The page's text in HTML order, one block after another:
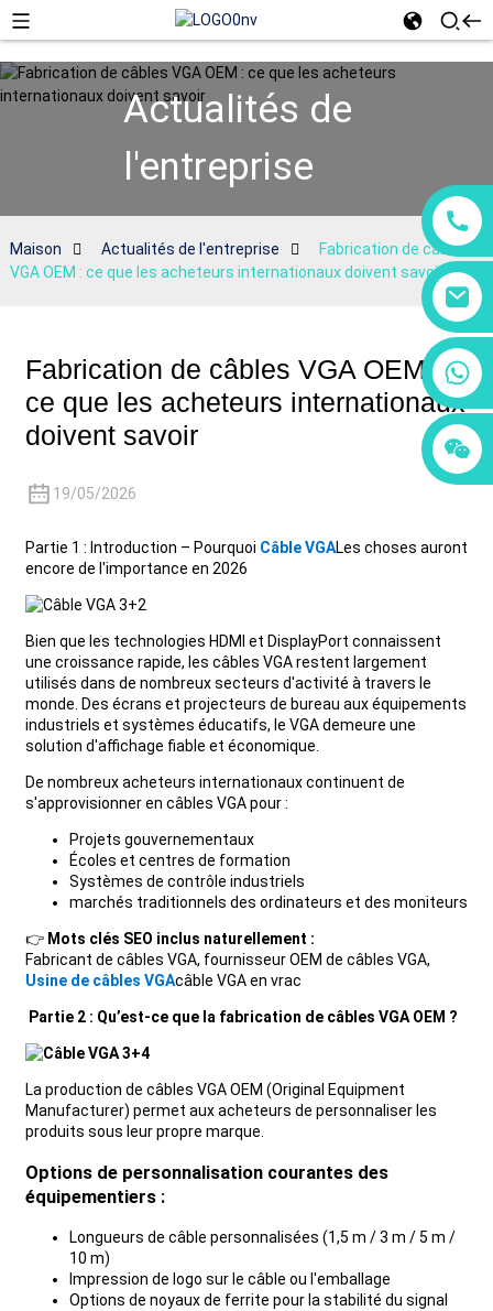
+86 18760065206
Actualités de
l'entreprise
Maison Actualités de l'entreprise
Fabrication de câbles
VGA OEM : ce que les acheteurs internationaux doivent savoir
Fabrication de câbles VGA OEM :
ce que les acheteurs internationaux
doivent savoir
19/05/2026
Partie 1 : Introduction – Pourquoi Câble VGALes choses auront
encore de l'importance en 2026
Bien que les technologies HDMI et DisplayPort connaissent
une croissance rapide, les câbles VGA restent largement
utilisés dans de nombreux secteurs d'activité à travers le
monde. Des écrans et projecteurs de bureau aux équipements
industriels et systèmes éducatifs, le VGA demeure une
solution d'affichage fiable et économique.
De nombreux acheteurs internationaux continuent de
s'approvisionner en câbles VGA pour :
Projets gouvernementaux
Écoles et centres de formation
Systèmes de contrôle industriels
marchés traditionnels des ordinateurs et des moniteurs
👉 Mots clés SEO inclus naturellement :
Fabricant de câbles VGA, fournisseur OEM de câbles VGA,
Usine de câbles VGAcâble VGA en vrac
Partie 2 : Qu’est-ce que la fabrication de câbles VGA OEM ?
La production de câbles VGA OEM (Original Equipment
Manufacturer) permet aux acheteurs de personnaliser les
produits sous leur propre marque.
Options de personnalisation courantes des
équipementiers :
Longueurs de câble personnalisées (1,5 m / 3 m / 5 m /
10 m)
Impression de logo sur le câble ou l'emballage
Options de noyaux de ferrite pour la stabilité du signal